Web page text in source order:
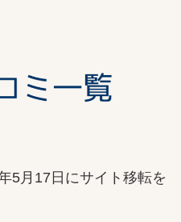
5月17日にサイト移転を